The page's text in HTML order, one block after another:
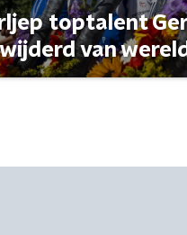
toptalent
van